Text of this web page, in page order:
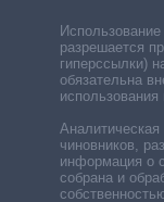
разрешается
гиперссылки)
обязательна
использования
чиновников,
информация о
собрана и